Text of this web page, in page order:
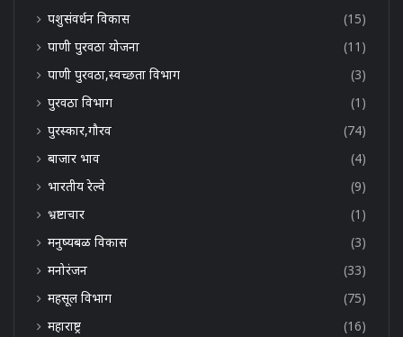
पशुसंवर्धन विकास
(15)
पाणी पुरवठा योजना
(11)
पाणी पुरवठा,स्वच्छता विभाग
(3)
पुरवठा विभाग
(1)
पुरस्कार,गौरव
(74)
बाजार भाव
(4)
भारतीय रेल्वे
(9)
भ्रष्टाचार
(1)
मनुष्यबळ विकास
(3)
मनोरंजन
(33)
महसूल विभाग
(75)
महाराष्ट्र
(16)